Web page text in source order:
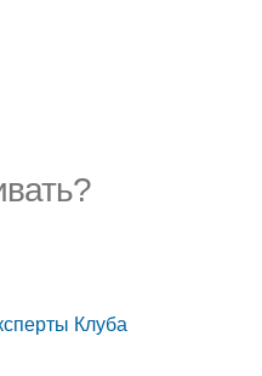
Клуба